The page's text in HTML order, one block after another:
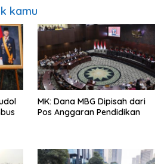
kamu
MK: Dana MBG Dipisah dari
Pos Anggaran Pendidikan